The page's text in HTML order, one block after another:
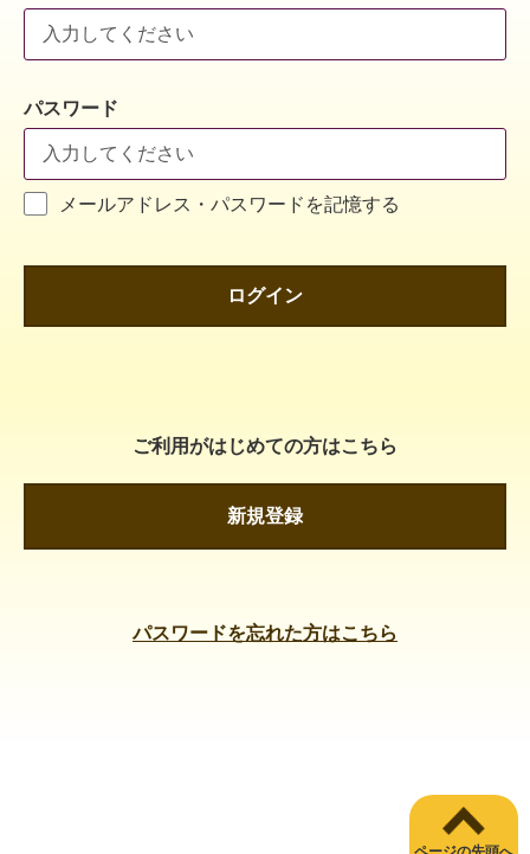
パスワード
メールアドレス・パスワードを記憶する
ログイン
ご利用がはじめての方はこちら
新規登録
パスワードを忘れた方はこちら